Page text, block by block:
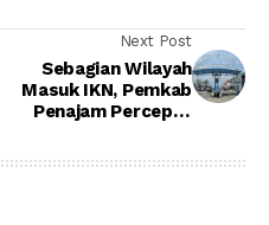
Next Post
Sebagian Wilayah
Masuk IKN, Pemkab
Penajam Percepat